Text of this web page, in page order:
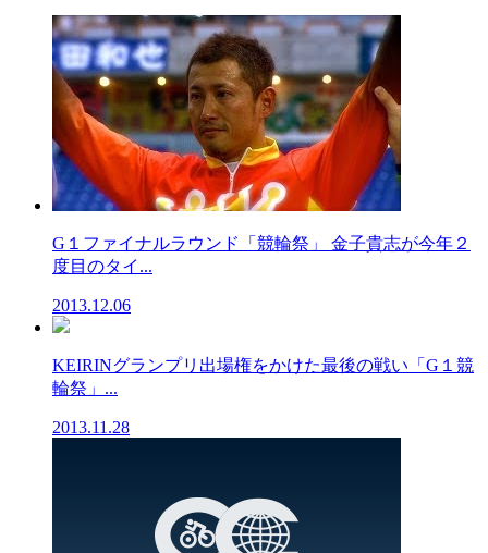
G１ファイナルラウンド「競輪祭」 金子貴志が今年２
度目のタイ...
2013.12.06
KEIRINグランプリ出場権をかけた最後の戦い「G１競
輪祭」...
2013.11.28